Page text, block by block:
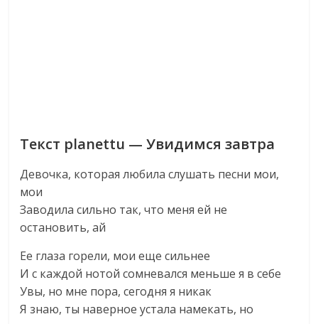
Текст planettu — Увидимся завтра
Девочка, которая любила слушать песни мои,
мои
Заводила сильно так, что меня ей не
остановить, ай
Ее глаза горели, мои еще сильнее
И с каждой нотой сомневался меньше я в себе
Увы, но мне пора, сегодня я никак
Я знаю, ты наверное устала намекать, но